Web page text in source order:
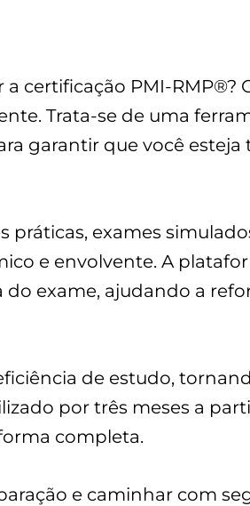
certificação PMI-RMP®?
Trata-se de uma
garantir que você
práticas, exames
e envolvente. A
exame, ajudando a
de estudo,
por três meses a
completa.
e caminhar com